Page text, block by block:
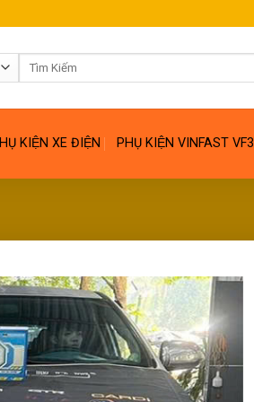
Tìm
KIỆN XE ĐIỆN PHỤ KIỆN VINFAST VF3